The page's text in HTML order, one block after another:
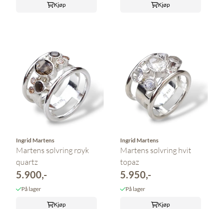
Kjøp Kjøp
Ingrid Martens
Martens sølvring røyk
quartz
5.900,-
På lager
Kjøp
Ingrid Martens
Martens sølvring hvit
topaz
5.950,-
På lager
Kjøp